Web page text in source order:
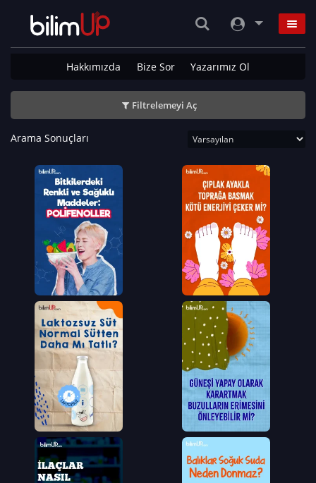
Hakkımızda Bize Sor Yazarımız Ol
Filtrelemeyi Aç
Arama Sonuçları